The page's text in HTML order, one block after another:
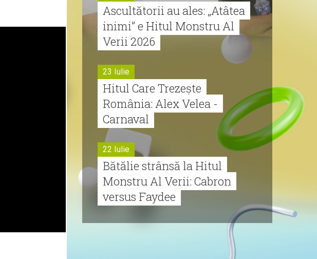
Ascultătorii au ales: „Atâtea
inimi” e Hitul Monstru Al
Verii 2026
23 Iulie
Hitul Care Trezește
România: Alex Velea -
Carnaval
22 Iulie
Bătălie strânsă la Hitul
Monstru Al Verii: Cabron
versus Faydee